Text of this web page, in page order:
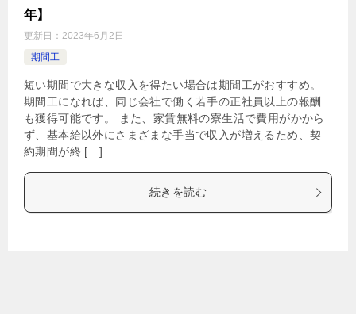
年】
更新日： 2023年6月2日
期間工
短い期間で大きな収入を得たい場合は期間工がおすすめ。
期間工になれば、同じ会社で働く若手の正社員以上の報酬
も獲得可能です。 また、家賃無料の寮生活で費用がかから
ず、基本給以外にさまざまな手当で収入が増えるため、契
約期間が終 […]
続きを読む